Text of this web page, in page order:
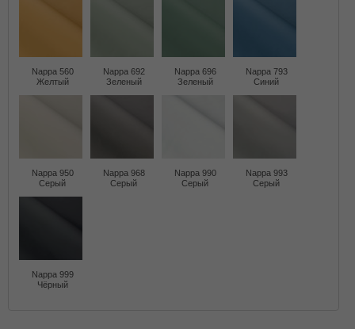
Nappa 560
Желтый
Nappa 692
Зеленый
Nappa 696
Зеленый
Nappa 793
Синий
Nappa 950
Серый
Nappa 968
Серый
Nappa 990
Серый
Nappa 993
Серый
Nappa 999
Чёрный